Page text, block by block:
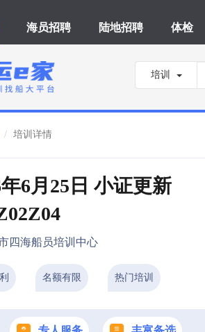
海员招聘 陆地招聘 体检
培训
培训详情
年6月25日 小证更新
四海船员培训中心
名额有限 热门培训